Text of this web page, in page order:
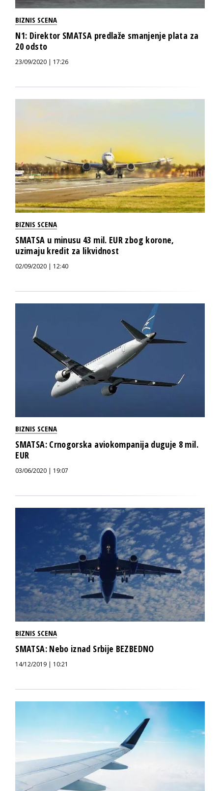
BIZNIS SCENA
N1: Direktor SMATSA predlaže smanjenje plata za
20 odsto
23/09/2020 | 17:26
BIZNIS SCENA
SMATSA u minusu 43 mil. EUR zbog korone,
uzimaju kredit za likvidnost
02/09/2020 | 12:40
BIZNIS SCENA
SMATSA: Crnogorska aviokompanija duguje 8 mil.
EUR
03/06/2020 | 19:07
BIZNIS SCENA
SMATSA: Nebo iznad Srbije BEZBEDNO
14/12/2019 | 10:21